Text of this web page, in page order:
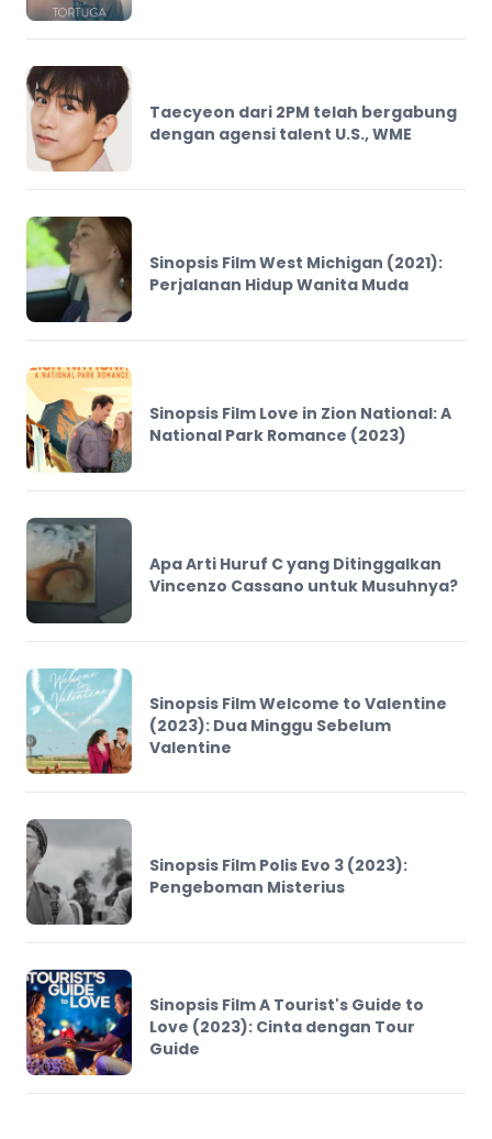
Taecyeon dari 2PM telah bergabung
dengan agensi talent U.S., WME
Sinopsis Film West Michigan (2021):
Perjalanan Hidup Wanita Muda
Sinopsis Film Love in Zion National: A
National Park Romance (2023)
Apa Arti Huruf C yang Ditinggalkan
Vincenzo Cassano untuk Musuhnya?
Sinopsis Film Welcome to Valentine
(2023): Dua Minggu Sebelum
Valentine
Sinopsis Film Polis Evo 3 (2023):
Pengeboman Misterius
Sinopsis Film A Tourist's Guide to
Love (2023): Cinta dengan Tour
Guide